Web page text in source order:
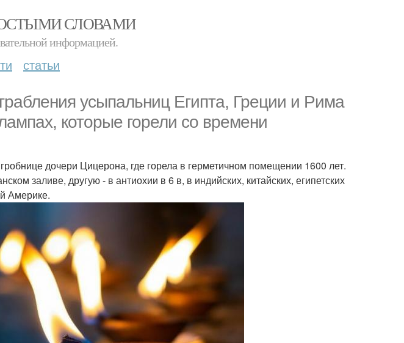
СЛОВАМИ
информацией.
статьи
усыпальниц Египта, Греции и Рима
которые горели со времени
дочери Цицерона, где горела в герметичном помещении 1600 лет.
заливе, другую - в антиохии в 6 в, в индийских, китайских, египетских
Америке.